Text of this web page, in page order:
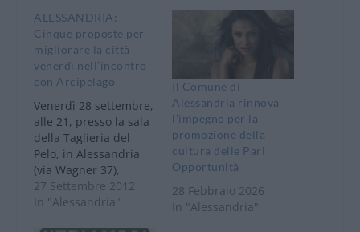
ALESSANDRIA:
Cinque proposte per
migliorare la città
venerdì nell’incontro
con Arcipelago
Venerdì 28 settembre,
alle 21, presso la sala
della Taglieria del
Pelo, in Alessandria
(via Wagner 37),
l'Associazione politico
culturale Arcipelago
27 Settembre 2012
In "Alessandria"
Il Comune di
Alessandria rinnova
l’impegno per la
promozione della
cultura delle Pari
Opportunità
28 Febbraio 2026
In "Alessandria"